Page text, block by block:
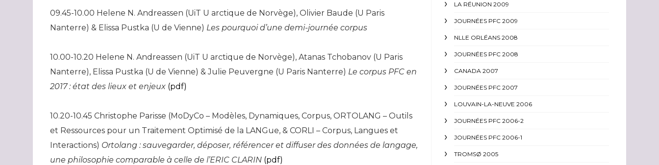
09.45-10.00 Helene N. Andreassen (UiT U arctique de Norvège), Olivier Baude (U Paris
Nanterre) & Elissa Pustka (U de Vienne) Les pourquoi d’une demi-journée corpus
10.00-10.20 Helene N. Andreassen (UiT U arctique de Norvège), Atanas Tchobanov (U Paris
Nanterre), Elissa Pustka (U de Vienne) & Julie Peuvergne (U Paris Nanterre) Le corpus PFC en
2017 : état des lieux et enjeux (pdf)
10.20-10.45 Christophe Parisse (MoDyCo – Modèles, Dynamiques, Corpus, ORTOLANG – Outils
et Ressources pour un Traitement Optimisé de la LANGue, & CORLI – Corpus, Langues et
Interactions) Ortolang : sauvegarder, déposer, référencer et diffuser des données de langage,
une philosophie comparable à celle de l’ERIC CLARIN (pdf)
LA RÉUNION 2009
JOURNÉES PFC 2009
NLLE ORLÉANS 2008
JOURNÉES PFC 2008
CANADA 2007
JOURNÉES PFC 2007
LOUVAIN-LA-NEUVE 2006
JOURNÉES PFC 2006-2
JOURNÉES PFC 2006-1
TROMSØ 2005